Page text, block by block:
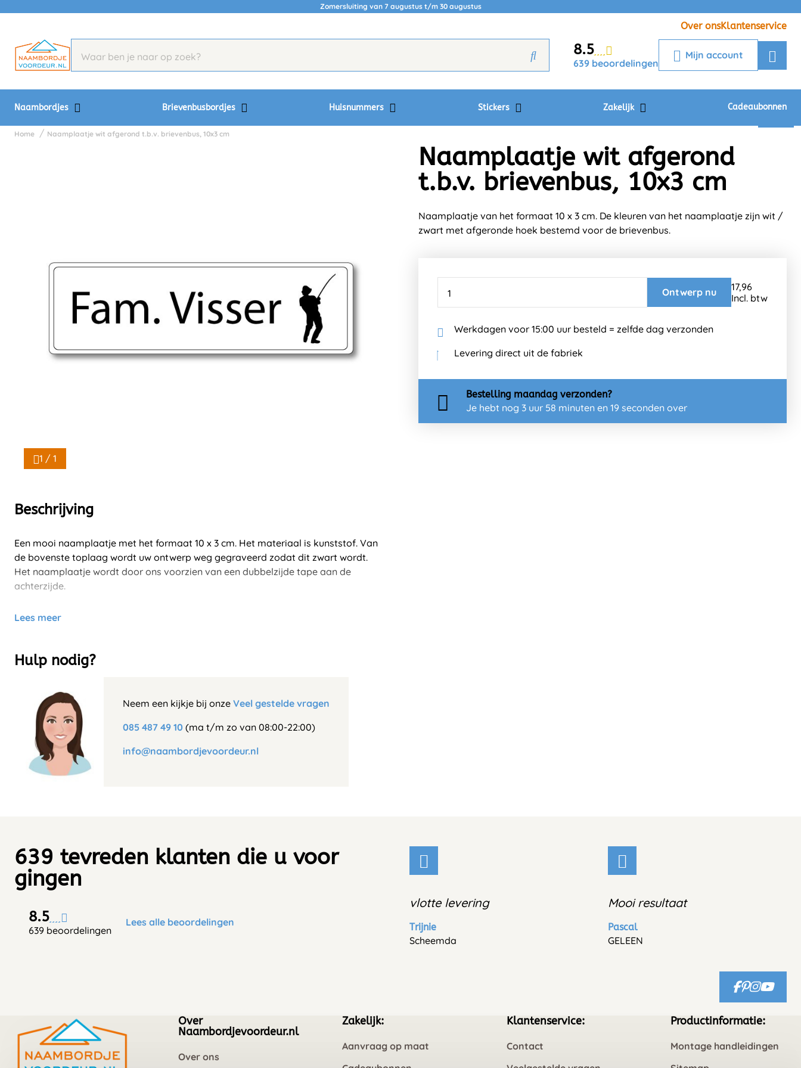
Zomersluiting van 7 augustus t/m 30 augustus
Over onsKlantenservice
8.5
639 beoordelingen
Mijn account
Naambordjes Brievenbusbordjes Huisnummers Stickers Zakelijk Cadeaubonnen
Krijg een antwoord op uw vraag
Chatbot
Chat 24/7 met onze chatbot voor
Contact
Home Naamplaatje wit afgerond t.b.v. brievenbus, 10x3 cm
1 / 1
Beschrijving
Een mooi naamplaatje met het formaat 10 x 3 cm. Het materiaal is kunststof. Van
de bovenste toplaag wordt uw ontwerp weg gegraveerd zodat dit zwart wordt.
Het naamplaatje wordt door ons voorzien van een dubbelzijde tape aan de
achterzijde.
Lees meer
Hulp nodig?
Neem een kijkje bij onze Veel gestelde vragen
085 487 49 10 (ma t/m zo van 08:00-22:00)
info@naambordjevoordeur.nl
Naamplaatje wit afgerond
t.b.v. brievenbus, 10x3 cm
Naamplaatje van het formaat 10 x 3 cm. De kleuren van het naamplaatje zijn wit /
zwart met afgeronde hoek bestemd voor de brievenbus.
Ontwerp nu
17,96
Incl. btw
Werkdagen voor 15:00 uur besteld = zelfde dag verzonden
Levering direct uit de fabriek
Bestelling maandag verzonden?
Je hebt nog 3 uur 58 minuten en 18 seconden over
639 tevreden klanten die u voor
gingen
8.5
639 beoordelingen
Lees alle beoordelingen
vlotte levering
Trijnie
Scheemda
Mooi resultaat
Pascal
GELEEN
Over
Naambordjevoordeur.nl
Over ons
Zakelijk:
Aanvraag op maat
Klantenservice:
Contact
Productinformatie:
Montage handleidingen